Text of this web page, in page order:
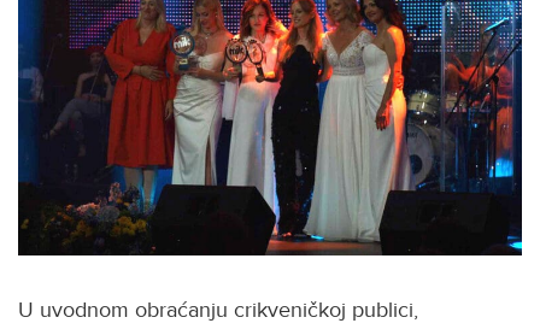
U uvodnom obraćanju crikveničkoj publici,